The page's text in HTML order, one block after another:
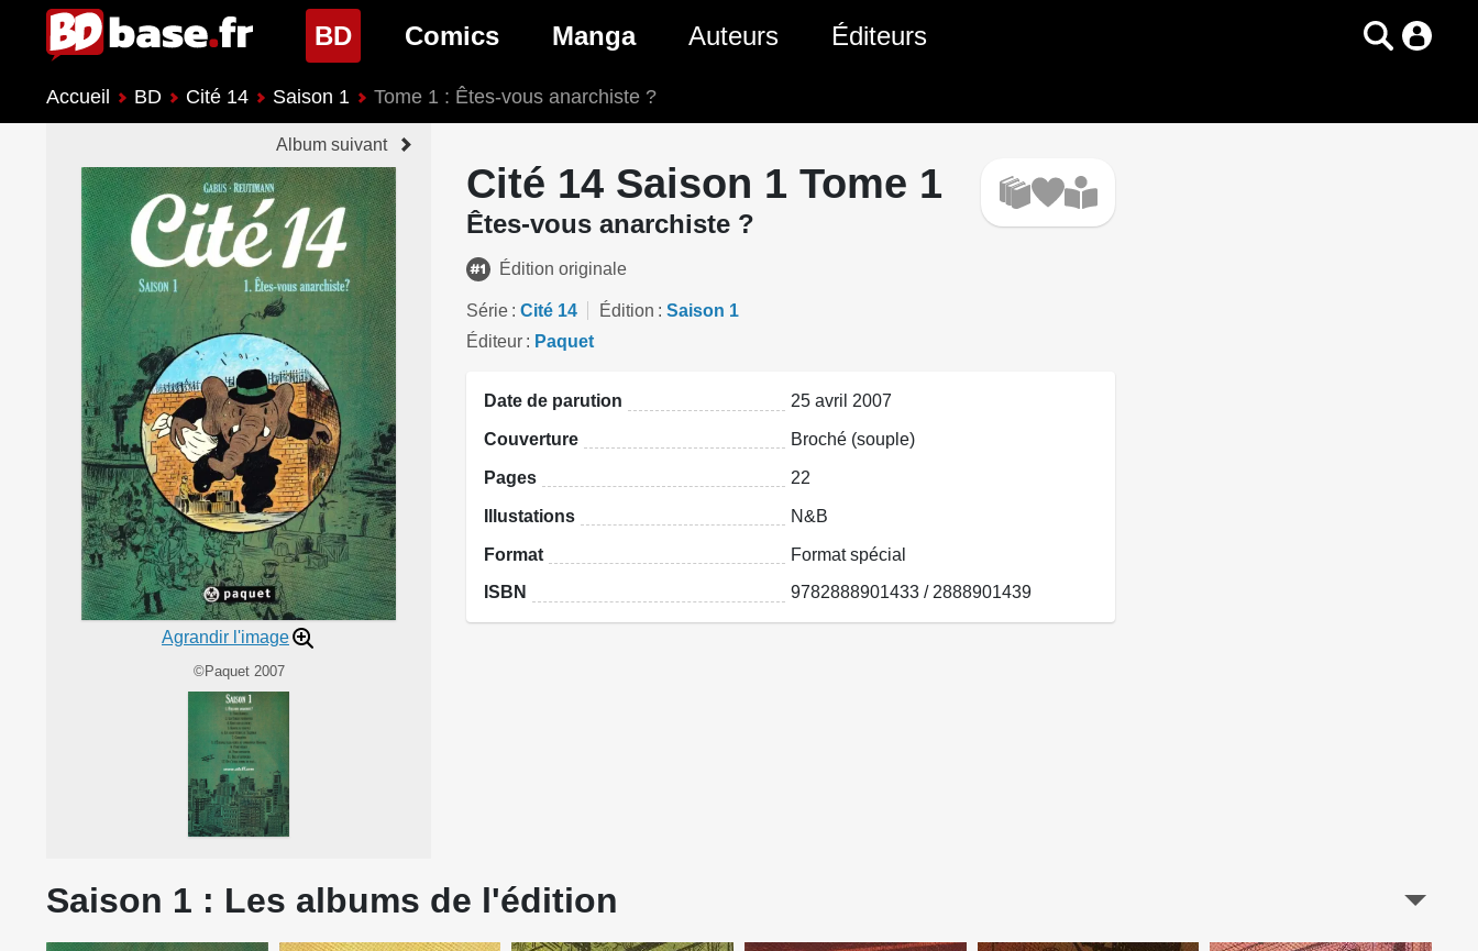
BD(page courante)
Nouveautés BD
Prochaines sorties BD
Genres BD
Comics
Nouveautés Comics
Genres Comics
Manga
Nouveautés Manga
Genres Manga
Auteurs Éditeurs
Accueil BD Cité 14 Saison 1 Tome 1 : Êtes-vous anarchiste ?
Album suivant
Agrandir l'image
©Paquet 2007
Cité 14 Saison 1 Tome 1
Êtes-vous anarchiste ?
Édition originale
Série Cité 14 Édition
Saison 1
Éditeur
Paquet
Date de parution 25 avril 2007
Couverture Broché (souple)
Pages 22
Illustations N&B
Format Format spécial
ISBN 9782888901433 / 2888901439
Saison 1 : Les albums de l'édition